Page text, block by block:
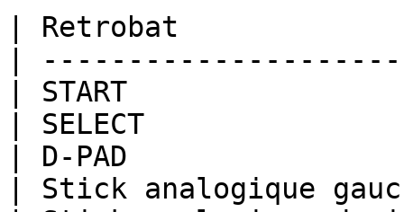
| Retrobat
|
| START
| SELECT
| D-PAD
| Stick analogique